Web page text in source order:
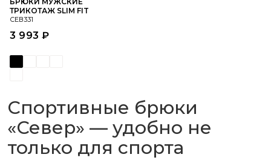
СЕВ331
ТРИКОТАЖ SLIM FIT
3 993 ₽
Спортивные брюки
«‎Север» — удобно не
только для спорта